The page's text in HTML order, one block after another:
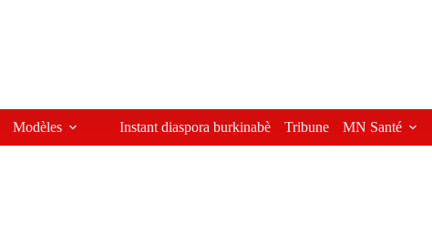
Modèles Instant diaspora burkinabè Tribune MN Santé